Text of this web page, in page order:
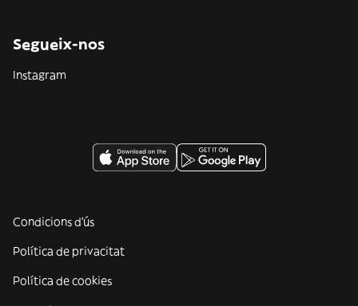
Segueix-nos
Instagram
Condicions d'ús
Política de privacitat
Política de cookies